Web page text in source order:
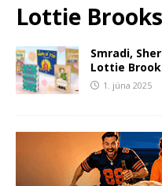
Lottie
Smradi,
Lottie
1. júna 2025